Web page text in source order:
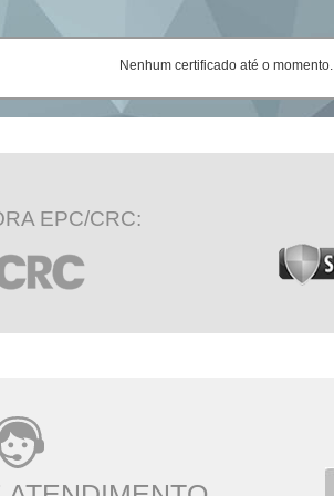
Nenhum certificado até o momento.
EPC/CRC: